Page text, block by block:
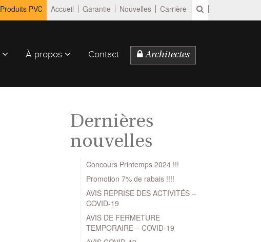
Produits PVC Accueil Garantie Nouvelles Carrière
À propos Contact Architectes
Dernières
nouvelles
Concours Printemps 2024 !!!
Promotion 7% de rabais !!!!
AVIS REPRISE DES ACTIVITÉS –
COVID-19
AVIS DE FERMETURE
TEMPORAIRE – COVID-19